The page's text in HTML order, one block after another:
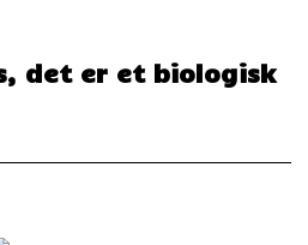
det er et biologisk